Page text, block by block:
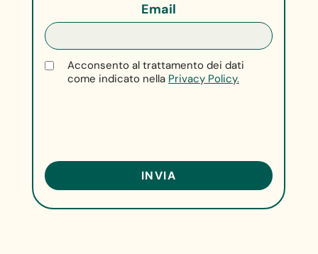
Email
Acconsento al trattamento dei dati
come indicato nella Privacy Policy.